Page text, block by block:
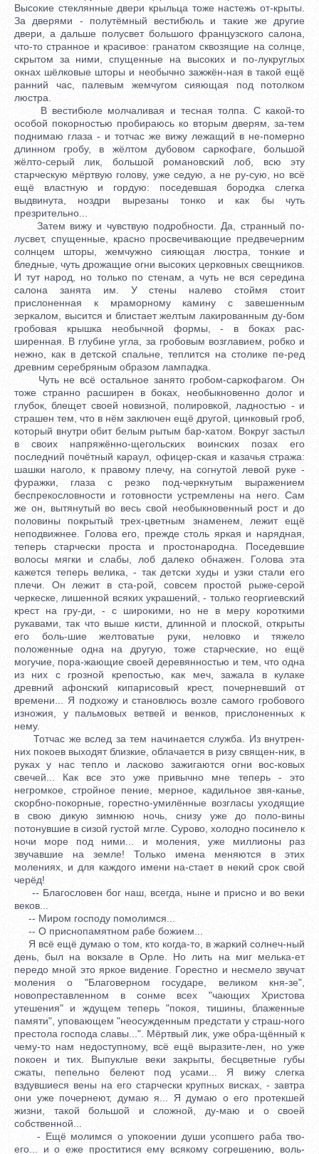
Высокие стеклянные двери крыльца тоже настежь от-крыты.
За дверями - полутёмный вестибюль и такие же другие
двери, а дальше полусвет большого французского салона,
что-то странное и красивое: гранатом сквозящие на солнце,
скрытом за ними, спущенные на высоких и по-лукруглых
окнах шёлковые шторы и необычно зажжён-ная в такой ещё
ранний час, палевым жемчугом сияющая под потолком
люстра.
В вестибюле молчаливая и тесная толпа. С какой-то
особой покорностью пробираюсь ко вторым дверям, за-тем
поднимаю глаза - и тотчас же вижу лежащий в не-померно
длинном гробу, в жёлтом дубовом саркофаге, большой
жёлто-серый лик, большой романовский лоб, всю эту
старческую мёртвую голову, уже седую, а не ру-сую, но всё
ещё властную и гордую: поседевшая бородка слегка
выдвинута, ноздри вырезаны тонко и как бы чуть
презрительно...
Затем вижу и чувствую подробности. Да, странный по-
лусвет, спущенные, красно просвечивающие предвечерним
солнцем шторы, жемчужно сияющая люстра, тонкие и
бледные, чуть дрожащие огни высоких церковных свещников.
И тут народ, но только по стенам, а чуть не вся середина
салона занята им. У стены налево стоймя стоит
прислоненная к мраморному камину с завешенным
зеркалом, высится и блистает желтым лакированным ду-бом
гробовая крышка необычной формы, - в боках рас-
ширенная. В глубине угла, за гробовым возглавием, робко и
нежно, как в детской спальне, теплится на столике пе-ред
древним серебряным образом лампадка.
Чуть не всё остальное занято гробом-саркофагом. Он
тоже странно расширен в боках, необыкновенно долог и
глубок, блещет своей новизной, полировкой, ладностью - и
страшен тем, что в нём заключен ещё другой, цинковый гроб,
который внутри обит белым рытым бар-хатом. Вокруг застыл
в своих напряжённо-щегольских воинских позах его
последний почётный караул, офицер-ская и казачья стража:
шашки наголо, к правому плечу, на согнутой левой руке -
фуражки, глаза с резко под-черкнутым выражением
беспрекословности и готовности устремлены на него. Сам
же он, вытянутый во весь свой необыкновенный рост и до
половины покрытый трех-цветным знаменем, лежит ещё
неподвижнее. Голова его, прежде столь яркая и нарядная,
теперь старчески проста и простонародна. Поседевшие
волосы мягки и слабы, лоб далеко обнажен. Голова эта
кажется теперь велика, - так детски худы и узки стали его
плечи. Он лежит в ста-рой, совсем простой рыже-серой
черкеске, лишенной всяких украшений, - только георгиевский
крест на гру-ди, - с широкими, но не в меру короткими
рукавами, так что выше кисти, длинной и плоской, открыты
его боль-шие желтоватые руки, неловко и тяжело
положенные одна на другую, тоже старческие, но ещё
могучие, пора-жающие своей деревянностью и тем, что одна
из них с грозной крепостью, как меч, зажала в кулаке
древний афонский кипарисовый крест, почерневший от
времени... Я подхожу и становлюсь возле самого гробового
изножия, у пальмовых ветвей и венков, прислоненных к
нему.
Тотчас же вслед за тем начинается служба. Из внутрен-
них покоев выходят близкие, облачается в ризу священ-ник, в
руках у нас тепло и ласково зажигаются огни вос-ковых
свечей... Как все это уже привычно мне теперь - это
негромкое, стройное пение, мерное, кадильное звя-канье,
скорбно-покорные, горестно-умилённые возгласы уходящие
в свою дикую зимнюю ночь, снизу уже до поло-вины
потонувшие в сизой густой мгле. Сурово, холодно посинело к
ночи море под ними... и моления, уже миллионы раз
звучавшие на земле! Только имена меняются в этих
молениях, и для каждого имени на-стает в некий срок свой
черёд!
-- Благословен бог наш, всегда, ныне и присно и во веки
веков...
-- Миром господу помолимся...
-- О приснопамятном рабе божием...
Я всё ещё думаю о том, кто когда-то, в жаркий солнеч-ный
день, был на вокзале в Орле. Но лить на миг мелька-ет
передо мной это яркое видение. Горестно и несмело звучат
моления о "Благоверном государе, великом кня-зе",
новопреставленном в сонме всех "чающих Христова
утешения" и ждущем теперь "покоя, тишины, блаженные
памяти", уповающем "неосужденным предстати у страш-ного
престола господа славы...". Мёртвый лик, уже обра-щённый к
чему-то нам недоступному, всё ещё выразите-лен, но уже
покоен и тих. Выпуклые веки закрыты, бесцветные губы
сжаты, пепельно белеют под усами... Я вижу слегка
вздувшиеся вены на его старчески крупных висках, - завтра
они уже почернеют, думаю я... Я думаю о его протекшей
жизни, такой большой и сложной, ду-маю и о своей
собственной...
- Ещё молимся о упокоении души усопшего раба тво-
его... и о еже проститися ему всякому согрешению, воль-